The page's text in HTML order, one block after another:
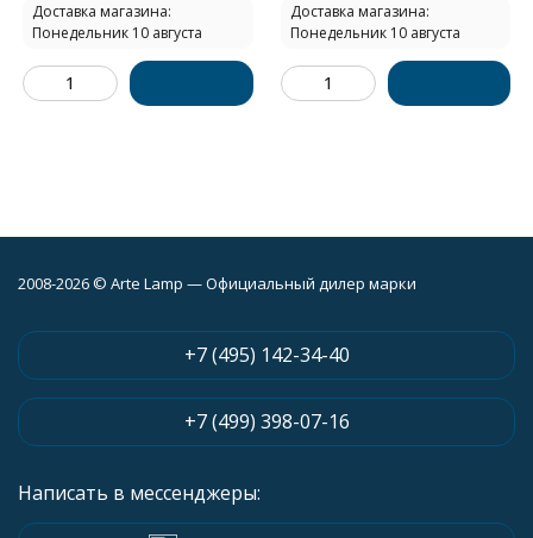
Доставка магазина:
Понедельник 10 августа
Доставка магазина:
Понедельник 10 августа
2008-2026 © Arte Lamp — Официальный дилер марки
+7 (495) 142-34-40
+7 (499) 398-07-16
Написать в мессенджеры: